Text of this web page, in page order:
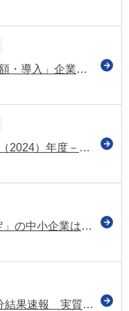
令和5年以降の退職金制度 「増額・導入」企業が7.8％ 「減額・廃止」企業は月給などへ（東京商工リサーチの調査）
「公的年金財政状況報告－令和6（2024）年度－」を公表（社保審の年金数理部会）
賃上げを「実施済」・「実施予定」の中小企業は7割超え（令和8年度の日商の調査）
毎月勤労統計調査 令和8年4月分結果速報 実質賃金1.9％増 4か月連続プラス